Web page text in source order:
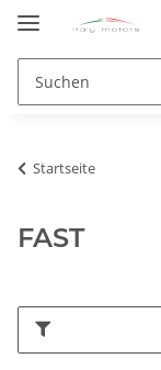
Startseite
FAST